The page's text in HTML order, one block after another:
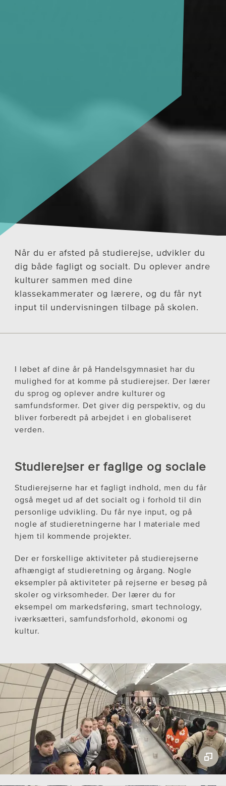
Når du er afsted på studierejse, udvikler du
dig både fagligt og socialt. Du oplever andre
kulturer sammen med dine
klassekammerater og lærere, og du får nyt
input til undervisningen tilbage på skolen.
I løbet af dine år på Handelsgymnasiet har du
mulighed for at komme på studierejser. Der lærer
du sprog og oplever andre kulturer og
samfundsformer. Det giver dig perspektiv, og du
bliver forberedt på arbejdet i en globaliseret
verden.
Studierejser er faglige og sociale
Studierejserne har et fagligt indhold, men du får
også meget ud af det socialt og i forhold til din
personlige udvikling. Du får nye input, og på
nogle af studieretningerne har I materiale med
hjem til kommende projekter.
Der er forskellige aktiviteter på studierejserne
afhængigt af studieretning og årgang. Nogle
eksempler på aktiviteter på rejserne er besøg på
skoler og virksomheder. Der lærer du for
eksempel om markedsføring, smart technology,
iværksætteri, samfundsforhold, økonomi og
kultur.